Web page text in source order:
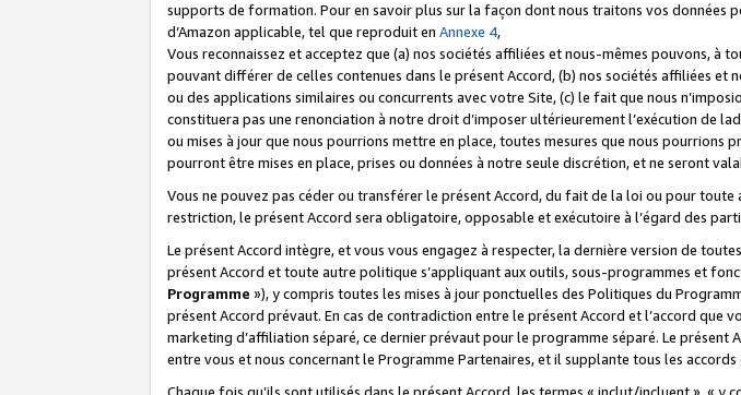
supports de formation. Pour en savoir plus sur la façon dont nous traitons vos données
d’Amazon applicable, tel que reproduit en Annexe 4,
Vous reconnaissez et acceptez que (a) nos sociétés affiliées et nous-mêmes pouvons,
pouvant différer de celles contenues dans le présent Accord, (b) nos sociétés affiliées
ou des applications similaires ou concurrents avec votre Site, (c) le fait que nous
constituera pas une renonciation à notre droit d’imposer ultérieurement l’exécution de
ou mises à jour que nous pourrions mettre en place, toutes mesures que nous
pourront être mises en place, prises ou données à notre seule discrétion, et ne seront
Vous ne pouvez pas céder ou transférer le présent Accord, du fait de la loi ou pour
restriction, le présent Accord sera obligatoire, opposable et exécutoire à l’égard des
Le présent Accord intègre, et vous vous engagez à respecter, la dernière version de
présent Accord et toute autre politique s’appliquant aux outils, sous-programmes et
Programme »), y compris toutes les mises à jour ponctuelles des Politiques du
présent Accord prévaut. En cas de contradiction entre le présent Accord et l’accord que
marketing d’affiliation séparé, ce dernier prévaut pour le programme séparé. Le
entre vous et nous concernant le Programme Partenaires, et il supplante tous les accords